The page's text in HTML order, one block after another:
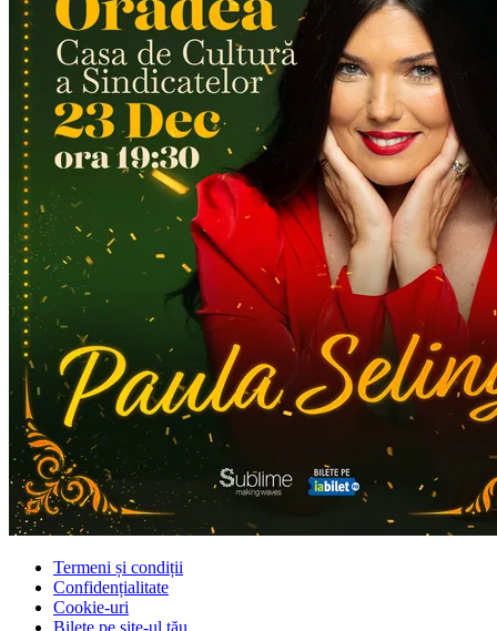
Termeni și condiții
Confidențialitate
Cookie-uri
Bilete pe site-ul tău